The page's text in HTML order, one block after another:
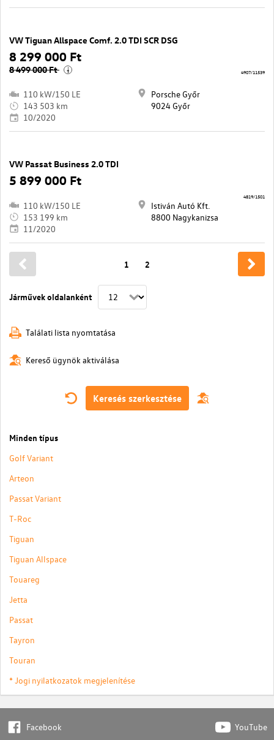
VW Tiguan Allspace Comf. 2.0 TDI SCR DSG
8 299 000 Ft
8 499 000 Ft i
110 kW/150 LE
143 503 km
10/2020
Porsche Győr
9024 Győr
4907/11539
VW Passat Business 2.0 TDI
5 899 000 Ft
110 kW/150 LE
153 199 km
11/2020
Istiván Autó Kft.
8800 Nagykanizsa
4819/1501
Járművek oldalanként
1 2
Találati lista nyomtatása
Kereső ügynök aktiválása
Keresés szerkesztése
Minden típus
Golf Variant
Arteon
Passat Variant
T-Roc
Tiguan
Tiguan Allspace
Touareg
Jetta
Passat
Tayron
Touran
* Jogi nyilatkozatok megjelenítése
Facebook YouTube